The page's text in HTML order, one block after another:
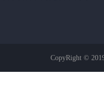
CopyRight ©